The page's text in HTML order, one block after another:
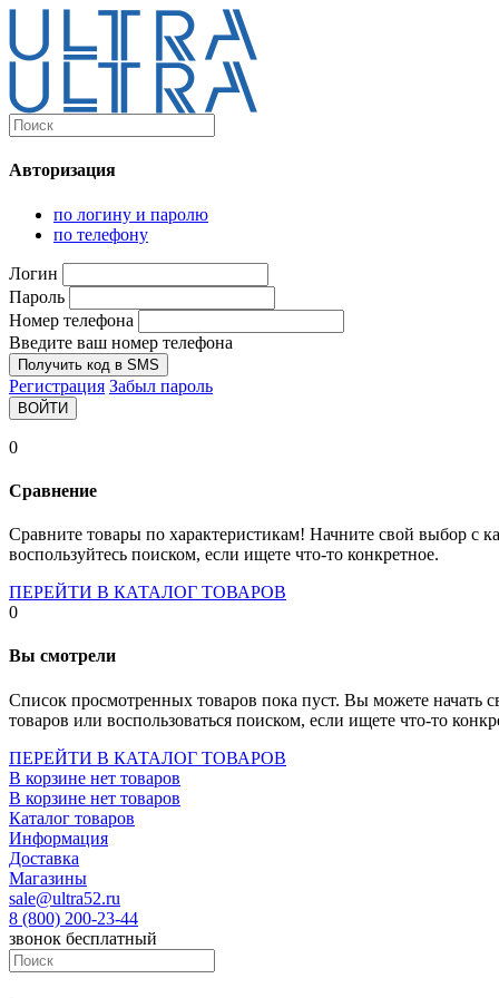
Каталог
Компьютеры и комплектующие
Персональные компьютеры
Моноблоки
Мониторы
Комплектующие
Socket-2066
Socket-775
Socket-fm2
Socket-am4
Socket- intel s1151
Socket- intel s2066
Socket- intel s1700
Авторизация
по логину и паролю
по телефону
Логин
Пароль
Номер телефона
Введите ваш номер телефона
Получить код в SMS
Регистрация Забыл пароль
ВОЙТИ
0
Сравнение
Сравните товары по характеристикам! Начните свой выбор с
воспользуйтесь поиском, если ищете что-то конкретное.
ПЕРЕЙТИ В КАТАЛОГ ТОВАРОВ
0
Вы смотрели
Список просмотренных товаров пока пуст. Вы можете начать
товаров или воспользоваться поиском, если ищете что-то
ПЕРЕЙТИ В КАТАЛОГ ТОВАРОВ
В корзине нет товаров
В корзине нет товаров
Каталог товаров
Информация
Доставка
Магазины
sale@ultra52.ru
8 (800) 200-23-44
звонок бесплатный